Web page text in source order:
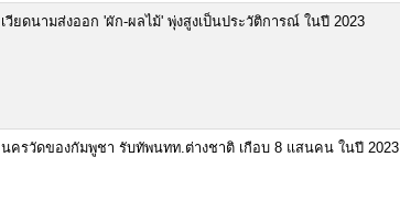
เวียดนามส่งออก 'ผัก-ผลไม้' พุ่งสูงเป็นประวัติการณ์ ในปี 2023
นครวัดของกัมพูชา รับทัพนทท.ต่างชาติ เกือบ 8 แสนคน ในปี 2023